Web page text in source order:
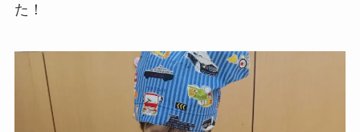
た！